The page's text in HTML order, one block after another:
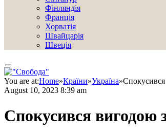
Фінляндія
Франція
Хорватія
Швайцарія
Швеція
You are at:Home»Країни»Україна»
August 10, 2023 8:39 am
Спокусився вигодою